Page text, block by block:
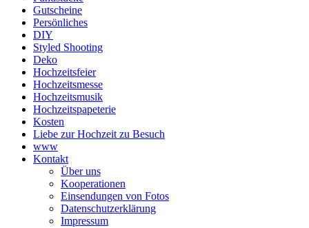
Gutscheine
Persönliches
DIY
Styled Shooting
Deko
Hochzeitsfeier
Hochzeitsmesse
Hochzeitsmusik
Hochzeitspapeterie
Kosten
Liebe zur Hochzeit zu Besuch
www
Kontakt
Über uns
Kooperationen
Einsendungen von Fotos
Datenschutzerklärung
Impressum